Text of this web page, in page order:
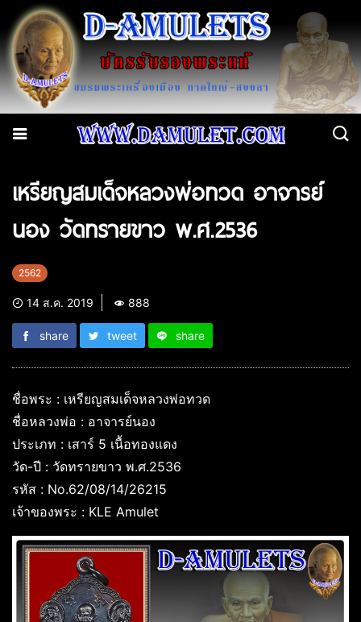
เหรียญสมเด็จหลวงพ่อทวด อาจารย์
นอง วัดทรายขาว พ.ศ.2536
2562
14 ส.ค. 2019 888
share tweet share
ชื่อพระ : เหรียญสมเด็จหลวงพ่อทวด
ชื่อหลวงพ่อ : อาจารย์นอง
ประเภท : เสาร์ 5 เนื้อทองแดง
วัด-ปี : วัดทรายขาว พ.ศ.2536
รหัส : No.62/08/14/26215
เจ้าของพระ : KLE Amulet